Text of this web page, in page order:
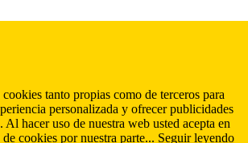
tanto propias como de terceros para
personalizada y ofrecer publicidades
Al hacer uso de nuestra web usted acepta en
cookies por nuestra parte... Seguir leyendo